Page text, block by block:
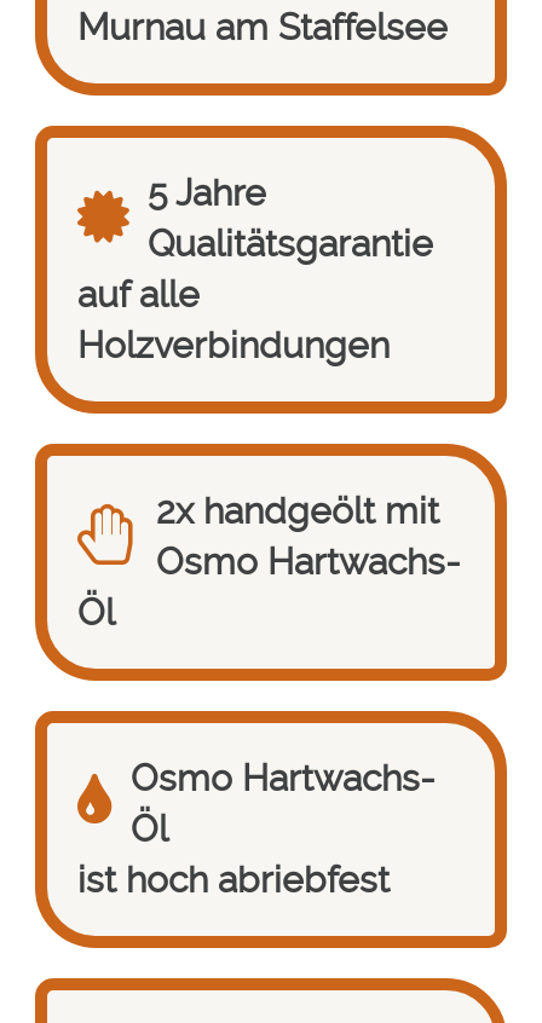
Murnau am Staffelsee
5 Jahre
Qualitätsgarantie
auf alle
Holzverbindungen
2x handgeölt mit
Osmo Hartwachs-
Öl
Osmo Hartwachs-
Öl
ist hoch abriebfest